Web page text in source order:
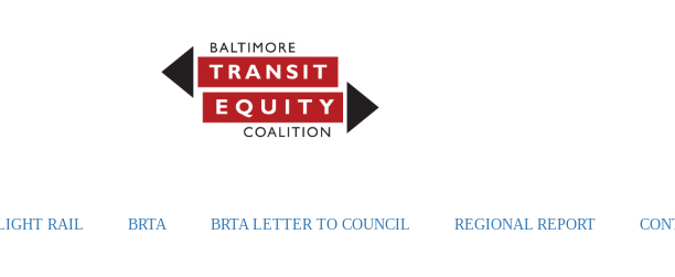
RAIL BRTA BRTA LETTER TO COUNCIL REGIONAL REPORT